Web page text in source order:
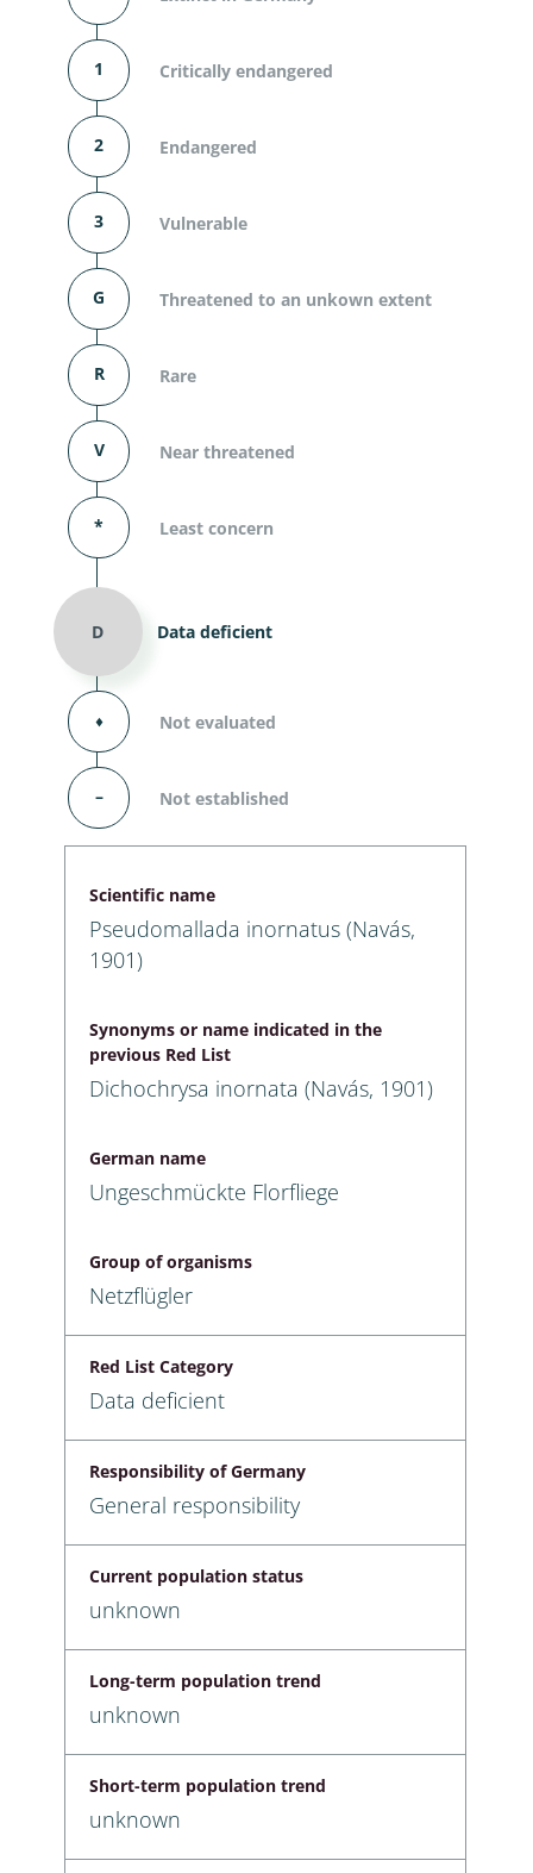
1 Critically endangered
2 Endangered
3 Vulnerable
G Threatened to an unkown extent
R Rare
V Near threatened
* Least concern
D Data deficient
⬧ Not evaluated
– Not established
Scientific name
Pseudomallada inornatus (Navás,
1901)
Synonyms or name indicated in the
previous Red List
Dichochrysa inornata (Navás, 1901)
German name
Ungeschmückte Florfliege
Group of organisms
Netzflügler
Red List Category
Data deficient
Responsibility of Germany
General responsibility
Current population status
unknown
Long-term population trend
unknown
Short-term population trend
unknown